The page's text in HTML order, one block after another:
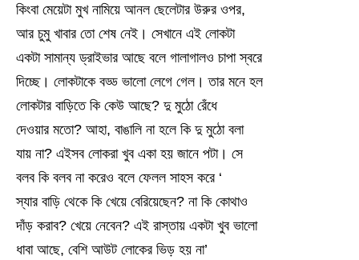
কিংবা মেয়েটা মুখ নামিয়ে আনল ছেলেটার উরুর ওপর,
আর চুমু খাবার তো শেষ নেই। সেখানে এই লোকটা
একটা সামান্য ড্রাইভার আছে বলে গালাগালও চাপা স্বরে
দিচ্ছে। লোকটাকে বড্ড ভালো লেগে গেল। তার মনে হল
লোকটার বাড়িতে কি কেউ আছে? দু মুঠো রেঁধে
দেওয়ার মতো? আহা, বাঙালি না হলে কি দু মুঠো বলা
যায় না? এইসব লোকরা খুব একা হয় জানে পটা। সে
বলব কি বলব না করেও বলে ফেলল সাহস করে ‘
স্যার বাড়ি থেকে কি খেয়ে বেরিয়েছেন? না কি কোথাও
দাঁড় করাব? খেয়ে নেবেন? এই রাস্তায় একটা খুব ভালো
ধাবা আছে, বেশি আউট লোকের ভিড় হয় না’